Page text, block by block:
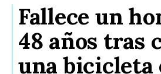
Fallece un
48 años tras
una bicicleta